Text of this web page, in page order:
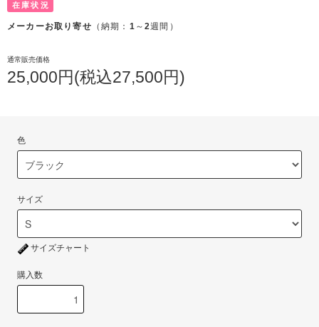
在庫状況
メーカーお取り寄せ （納期： 1 ～2週間）
通常販売価格
25,000円(税込27,500円)
色
サイズ
サイズチャート
購入数